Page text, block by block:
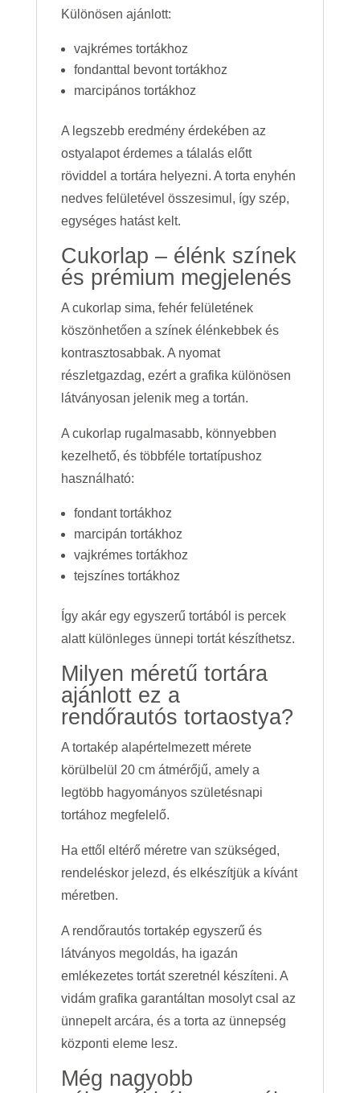
Különösen ajánlott:
vajkrémes tortákhoz
fondanttal bevont tortákhoz
marcipános tortákhoz
A legszebb eredmény érdekében az
ostyalapot érdemes a tálalás előtt
röviddel a tortára helyezni. A torta enyhén
nedves felületével összesimul, így szép,
egységes hatást kelt.
Cukorlap – élénk színek
és prémium megjelenés
A cukorlap sima, fehér felületének
köszönhetően a színek élénkebbek és
kontrasztosabbak. A nyomat
részletgazdag, ezért a grafika különösen
látványosan jelenik meg a tortán.
A cukorlap rugalmasabb, könnyebben
kezelhető, és többféle tortatípushoz
használható:
fondant tortákhoz
marcipán tortákhoz
vajkrémes tortákhoz
tejszínes tortákhoz
Így akár egy egyszerű tortából is percek
alatt különleges ünnepi tortát készíthetsz.
Milyen méretű tortára
ajánlott ez a
rendőrautós tortaostya?
A tortakép alapértelmezett mérete
körülbelül 20 cm átmérőjű, amely a
legtöbb hagyományos születésnapi
tortához megfelelő.
Ha ettől eltérő méretre van szükséged,
rendeléskor jelezd, és elkészítjük a kívánt
méretben.
A rendőrautós tortakép egyszerű és
látványos megoldás, ha igazán
emlékezetes tortát szeretnél készíteni. A
vidám grafika garantáltan mosolyt csal az
ünnepelt arcára, és a torta az ünnepség
központi eleme lesz.
Még nagyobb